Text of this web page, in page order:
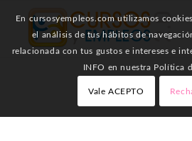
En cursosyempleos.com utilizamos
el análisis de tus hábitos de
relacionada con tus gustos e intereses e
INFO en nuestra Política
Vale ACEPTO